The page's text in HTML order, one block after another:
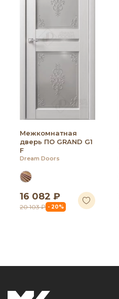
Межкомнатная
дверь ПО GRAND G1
F
Dream Doors
16 082 ₽
20 103 ₽ - 20%